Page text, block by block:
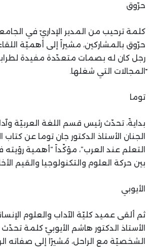
حرّوق
كلمة ترحيب من المدير الإداريّ في
حرّوق بالمشاركين، مشيراً إلى أهميّة
رجل كان له بصمات متعدّدة مفيدة
ّالمجالات التي شغلها.
توما
بدايةً، تحدّث رئيس قسم اللغة العربيّة
الجنان الأستاذ الدكتور جان توما عن كتاب
التعلم عند العرب”، مؤكّداً “أهمية
بين حركة العلوم والتكنولوجيا والقيم
الأيوبي
ثم ألقى عميد كليّة الآداب والعلوم
الأستاذ الدكتور هاشم الأيوبيّ كلمة
الشخصيّة مع الراحل، مُشيرًا إلى صفاته